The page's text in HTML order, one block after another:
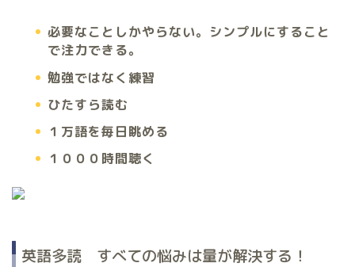
必要なことしかやらない。シンプルにすること
で注力できる。
勉強ではなく練習
ひたすら読む
１万語を毎日眺める
１０００時間聴く
英語多読 すべての悩みは量が解決する！